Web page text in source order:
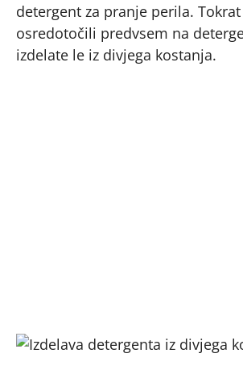
detergent za pranje perila.
osredotočili predvsem na
izdelate le iz divjega kostanja.